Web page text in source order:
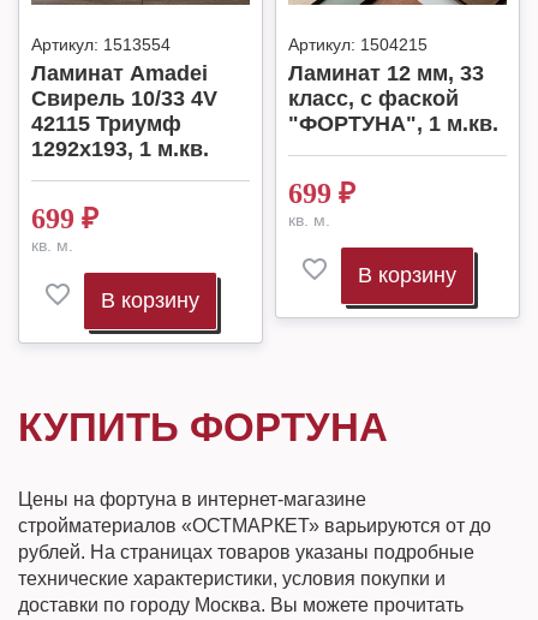
Артикул: 1513554
Ламинат Amadei
Свирель 10/33 4V
42115 Триумф
1292x193, 1 м.кв.
699 ₽
кв. м.
В корзину
Артикул: 1504215
Ламинат 12 мм, 33
класс, с фаской
"ФОРТУНА", 1 м.кв.
699 ₽
кв. м.
В корзину
КУПИТЬ ФОРТУНА
Цены на фортуна в интернет-магазине
стройматериалов «ОСТМАРКЕТ» варьируются от до
рублей. На страницах товаров указаны подробные
технические характеристики, условия покупки и
доставки по городу Москва. Вы можете прочитать